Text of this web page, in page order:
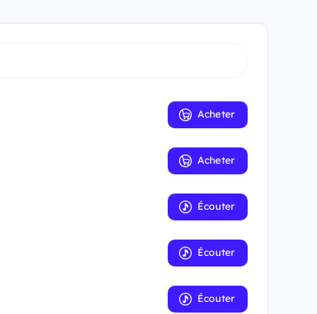
Acheter
Acheter
Écouter
Écouter
Écouter